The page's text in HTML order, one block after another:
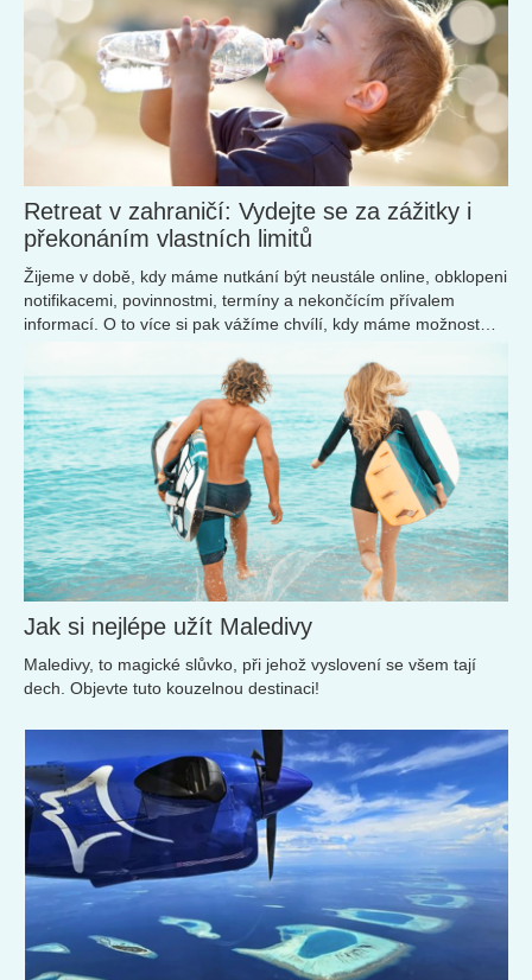
Retreat v zahraničí: Vydejte se za zážitky i
překonáním vlastních limitů
Žijeme v době, kdy máme nutkání být neustále online, obklopeni
notifikacemi, povinnostmi, termíny a nekončícím přívalem
informací. O to více si pak vážíme chvílí, kdy máme možnost
pobytech, které v posledních letech zažívají velký boom.
Jak si nejlépe užít Maledivy
Maledivy, to magické slůvko, při jehož vyslovení se všem tají
dech. Objevte tuto kouzelnou destinaci!